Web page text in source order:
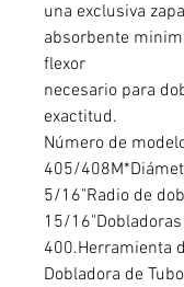
una exclusiva
absorbente
flexor
necesario para
exactitud.
Número de
405/
5/16"Radio de
15/
400.Herramienta
Dobladora de